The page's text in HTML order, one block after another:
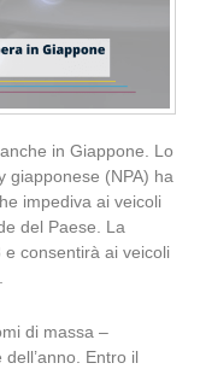
in Giappone. Lo
giapponese (NPA) ha
impediva ai veicoli
del Paese. La
consentirà ai veicoli
di massa –
Entro il